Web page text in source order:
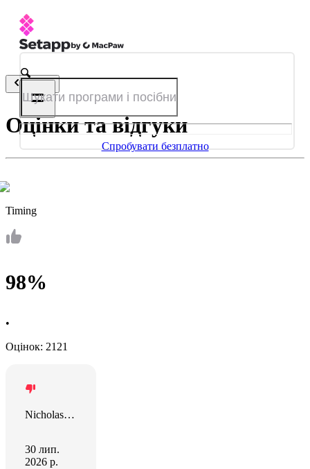
Спробувати безплатно
Назад
Оцінки та відгуки
Timing
98%
•
Оцінок: 2121
Nicholas Zachary
30 лип.
2026 р.